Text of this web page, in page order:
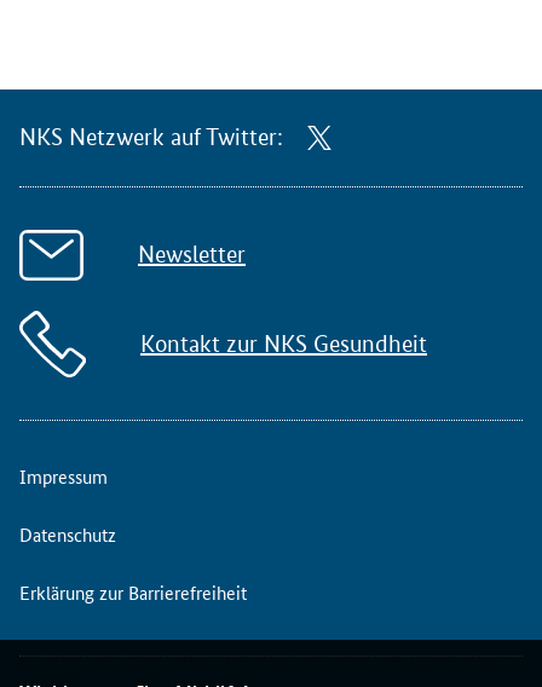
NKS Netzwerk auf Twitter:
Newsletter
Kontakt zur NKS Gesundheit
Impressum
Datenschutz
Erklärung zur Barrierefreiheit